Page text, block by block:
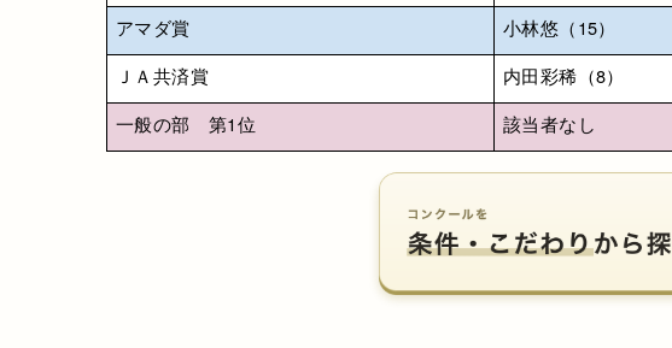
アマダ賞 小林悠（15）
ＪＡ共済賞
内田彩稀（8）
一般の部　第1位
該当者なし